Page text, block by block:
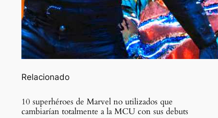
Relacionado
10 superhéroes de Marvel no utilizados que
cambiarían totalmente a la MCU con sus debuts